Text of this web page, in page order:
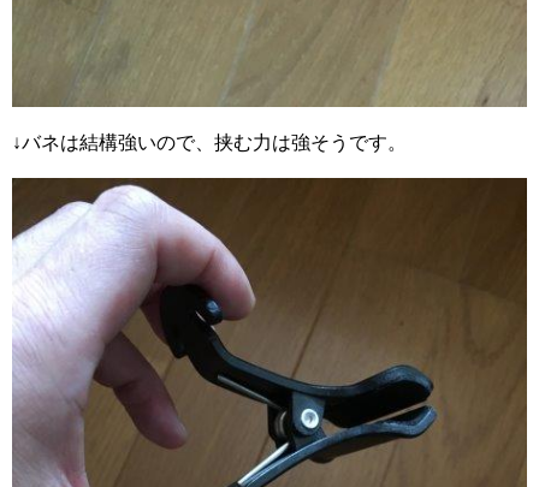
↓バネは結構強いので、挟む力は強そうです。